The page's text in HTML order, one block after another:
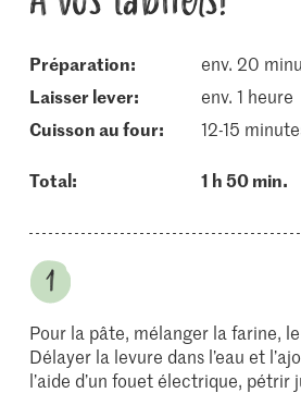
Préparation:
env. 20
laisser lever:
env. 1 heure
cuisson au four:
12-15
Total: 1 h 50 min.
Pour la pâte, mélanger la farine,
Délayer la levure dans l’eau et
l’aide d’un fouet électrique, pétrir